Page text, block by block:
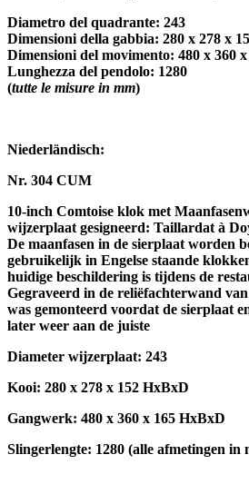
Diametro del quadrante: 243
Dimensioni della gabbia: 280 x 278 x
Dimensioni del movimento: 480 x 360
Lunghezza del pendolo: 1280
(tutte le misure in mm)
Niederländisch:
Nr. 304 CUM
10-inch Comtoise klok met
wijzerplaat gesigneerd: Taillardat à
De maanfasen in de sierplaat worden
gebruikelijk in Engelse staande
huidige beschildering is tijdens de
Gegraveerd in de reliëfachterwand
was gemonteerd voordat de sierplaat
later weer aan de juiste
Diameter wijzerplaat: 243
Kooi: 280 x 278 x 152 HxBxD
Gangwerk: 480 x 360 x 165 HxBxD
Slingerlengte: 1280 (alle afmetingen in